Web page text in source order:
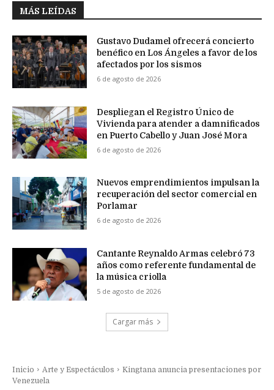
MÁS LEÍDAS
Gustavo Dudamel ofrecerá concierto
benéfico en Los Ángeles a favor de los
afectados por los sismos
6 de agosto de 2026
Despliegan el Registro Único de
Vivienda para atender a damnificados
en Puerto Cabello y Juan José Mora
6 de agosto de 2026
Nuevos emprendimientos impulsan la
recuperación del sector comercial en
Porlamar
6 de agosto de 2026
Cantante Reynaldo Armas celebró 73
años como referente fundamental de
la música criolla
5 de agosto de 2026
Cargar más